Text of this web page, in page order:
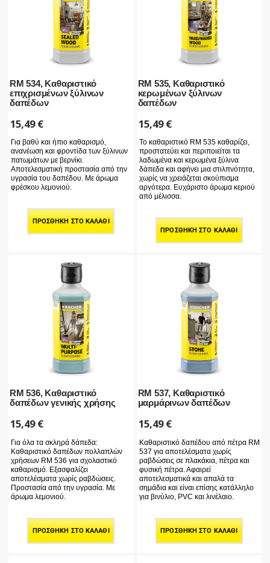
RM 534, Καθαριστικό
επιχρισμένων ξύλινων
δαπέδων
15,49€
Για βαθύ και ήπιο καθαρισμό,
ανανέωση και φροντίδα των ξύλινων
πατωμάτων με βερνίκι.
Αποτελεσματική προστασία από την
υγρασία του δαπέδου. Με άρωμα
φρέσκου λεμονιού.
ΠΡΟΣΘΉΚΗ ΣΤΟ ΚΑΛΆΘΙ
RM 535, Καθαριστικό
κερωμένων ξύλινων
δαπέδων
15,49€
Το καθαριστικό RM 535 καθαρίζει,
προστατεύει και περιποιείται τα
λαδωμένα και κερωμένα ξύλινα
δάπεδα και αφήνει μια στιλπνότητα,
χωρίς να χρειάζεται σκούπισμα
αργότερα. Ευχάριστο άρωμα κεριού
από μέλισσα.
ΠΡΟΣΘΉΚΗ ΣΤΟ ΚΑΛΆΘΙ
RM 536, Καθαριστικό
δαπέδων γενικής χρήσης
15,49€
Για όλα τα σκληρά δάπεδα:
Καθαριστικό δαπέδων πολλαπλών
χρήσεων RM 536 για σχολαστικό
καθαρισμό. Εξασφαλίζει
αποτελέσματα χωρίς ραβδώσεις.
Προστασία από την υγρασία. Με
άρωμα λεμονιού.
ΠΡΟΣΘΉΚΗ ΣΤΟ ΚΑΛΆΘΙ
RM 537, Καθαριστικό
μαρμάρινων δαπέδων
15,49€
Καθαριστικό δαπέδου από πέτρα RM
537 για αποτελέσματα χωρίς
ραβδώσεις σε πλακάκια, πέτρα και
φυσική πέτρα. Αφαιρεί
αποτελεσματικά και απαλά τα
σημάδια και είναι επίσης κατάλληλο
για βινύλιο, PVC και λινέλαιο.
ΠΡΟΣΘΉΚΗ ΣΤΟ ΚΑΛΆΘΙ